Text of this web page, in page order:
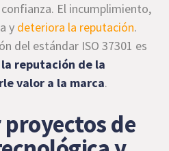
El incumplimiento,
y deteriora la reputación.
del estándar ISO 37301 es
reputación de la
valor a la marca.
de